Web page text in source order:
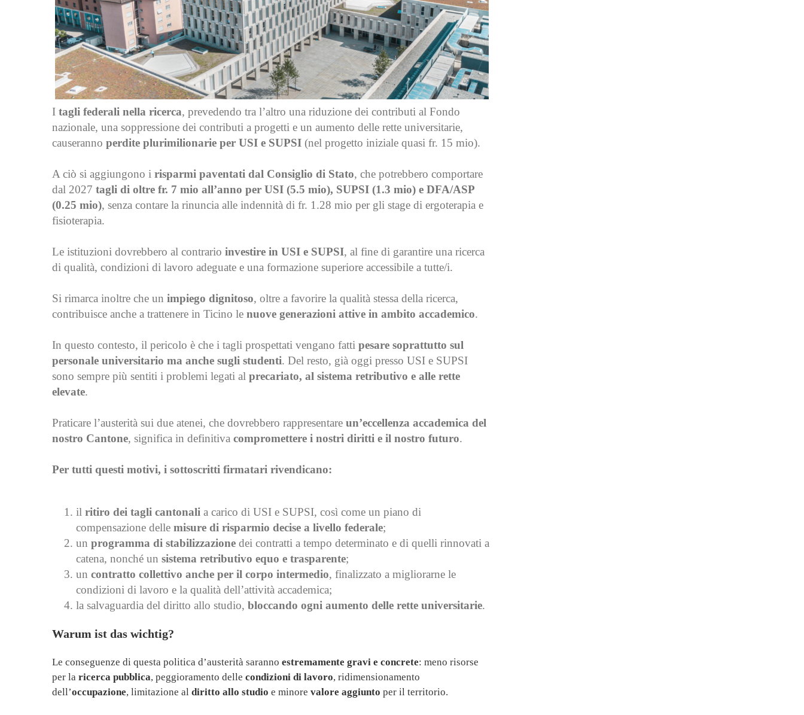
I tagli federali nella ricerca, prevedendo tra l’altro una riduzione dei contributi al Fondo
nazionale, una soppressione dei contributi a progetti e un aumento delle rette universitarie,
causeranno perdite plurimilionarie per USI e SUPSI (nel progetto iniziale quasi fr. 15 mio).
A ciò si aggiungono i risparmi paventati dal Consiglio di Stato, che potrebbero comportare
dal 2027 tagli di oltre fr. 7 mio all’anno per USI (5.5 mio), SUPSI (1.3 mio) e DFA/ASP
(0.25 mio), senza contare la rinuncia alle indennità di fr. 1.28 mio per gli stage di ergoterapia e
fisioterapia.
Le istituzioni dovrebbero al contrario investire in USI e SUPSI, al fine di garantire una ricerca
di qualità, condizioni di lavoro adeguate e una formazione superiore accessibile a tutte/i.
Si rimarca inoltre che un impiego dignitoso, oltre a favorire la qualità stessa della ricerca,
contribuisce anche a trattenere in Ticino le nuove generazioni attive in ambito accademico.
In questo contesto, il pericolo è che i tagli prospettati vengano fatti pesare soprattutto sul
personale universitario ma anche sugli studenti. Del resto, già oggi presso USI e SUPSI
sono sempre più sentiti i problemi legati al precariato, al sistema retributivo e alle rette
elevate.
Praticare l’austerità sui due atenei, che dovrebbero rappresentare un’eccellenza accademica del
nostro Cantone, significa in definitiva compromettere i nostri diritti e il nostro futuro.
Per tutti questi motivi, i sottoscritti firmatari rivendicano:
il ritiro dei tagli cantonali a carico di USI e SUPSI, così come un piano di
compensazione delle misure di risparmio decise a livello federale;
un programma di stabilizzazione dei contratti a tempo determinato e di quelli rinnovati a
catena, nonché un sistema retributivo equo e trasparente;
un contratto collettivo anche per il corpo intermedio, finalizzato a migliorarne le
condizioni di lavoro e la qualità dell’attività accademica;
la salvaguardia del diritto allo studio, bloccando ogni aumento delle rette universitarie.
Warum ist das wichtig?
Le conseguenze di questa politica d’austerità saranno estremamente gravi e concrete: meno risorse
per la ricerca pubblica, peggioramento delle condizioni di lavoro, ridimensionamento
dell’occupazione, limitazione al diritto allo studio e minore valore aggiunto per il territorio.